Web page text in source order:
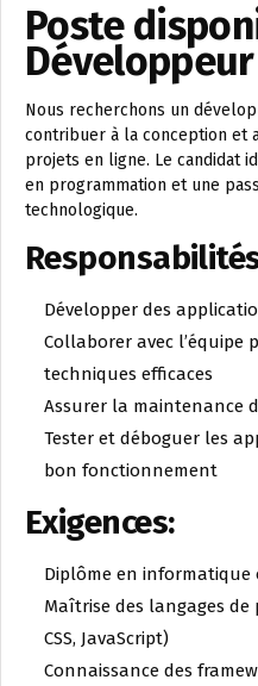
Poste
Nous recherchons un
contribuer à la conception et
projets en ligne. Le candidat
en programmation et une
technologique.
Développer des
Collaborer avec l’équipe
techniques efficaces
Assurer la maintenance
Tester et déboguer les
bon fonctionnement
Exigences:
Diplôme en informatique
Maîtrise des langages de
CSS, JavaScript)
Connaissance des